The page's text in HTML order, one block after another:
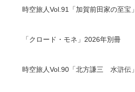
時空旅人Vol.91「加賀前田家の至宝」
「クロード・モネ」2026年別冊
時空旅人Vol.90「北方謙三 水滸伝」